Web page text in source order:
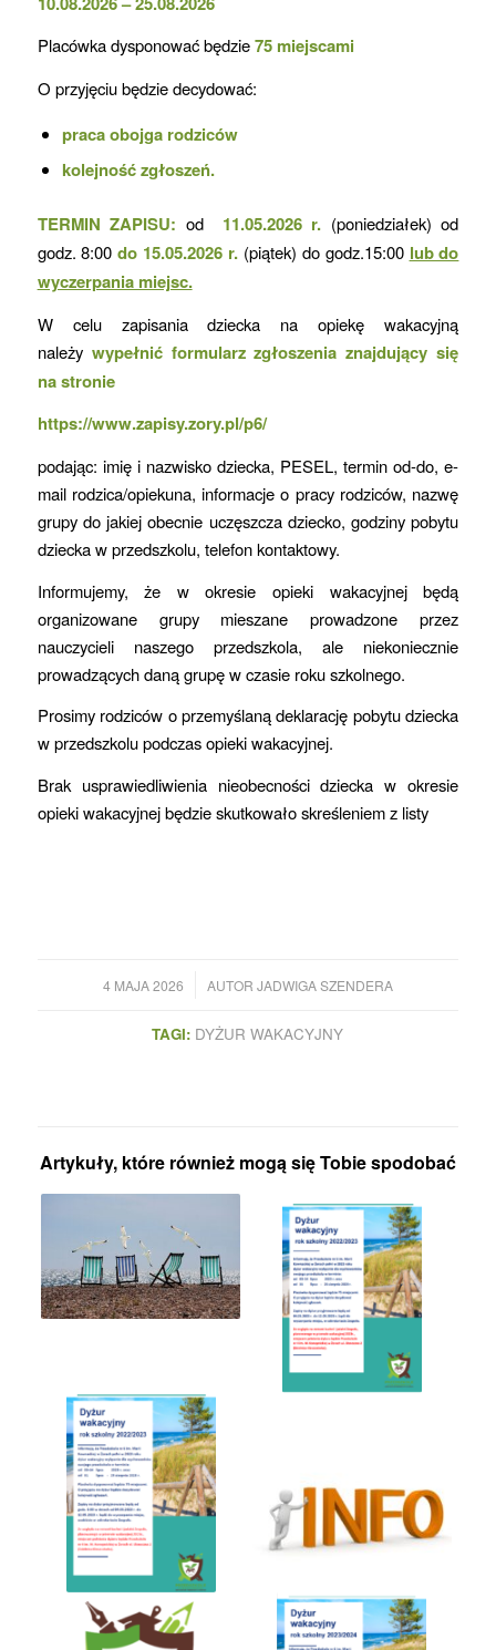
Placówka dysponować będzie75 miejscami
O przyjęciu będzie decydować:
praca obojga rodziców
kolejność zgłoszeń.
TERMIN ZAPISU: od 11.05.2026 r. (poniedziałek) od
godz. 8:00do 15.05.2026 r. (piątek) do godz.15:00 lub do
wyczerpania miejsc.
W celu zapisania dziecka na opiekę wakacyjną
należy wypełnić formularz zgłoszenia znajdujący się
na stronie
https://www.zapisy.zory.pl/p6/
podając: imię i nazwisko dziecka, PESEL, termin od-do, e-
mail rodzica/opiekuna, informacje o pracy rodziców, nazwę
grupy do jakiej obecnie uczęszcza dziecko, godziny pobytu
dziecka w przedszkolu, telefon kontaktowy.
Informujemy, że w okresie opieki wakacyjnej będą
organizowane grupy mieszane prowadzone przez
nauczycieli naszego przedszkola, ale niekoniecznie
prowadzących daną grupę w czasie roku szkolnego.
Prosimy rodziców o przemyślaną deklarację pobytu dziecka
w przedszkolu podczas opieki wakacyjnej.
Brak usprawiedliwienia nieobecności dziecka w okresie
opieki wakacyjnej będzie skutkowało skreśleniem z listy
4 MAJA 2026
/ AUTOR JADWIGA SZENDERA
TAGI: DYŻUR WAKACYJNY
Artykuły, które również mogą się Tobie spodobać